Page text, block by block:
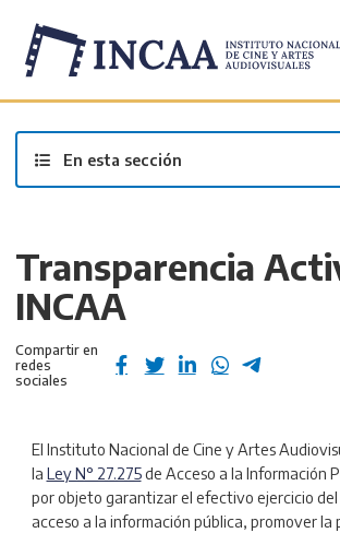
En esta sección
Transparencia
INCAA
Compartir en
redes
sociales
El Instituto Nacional de Cine y Artes
la Ley N° 27.275de Acceso a la Información
por objeto garantizar el efectivo ejercicio
acceso a la información pública, promover la